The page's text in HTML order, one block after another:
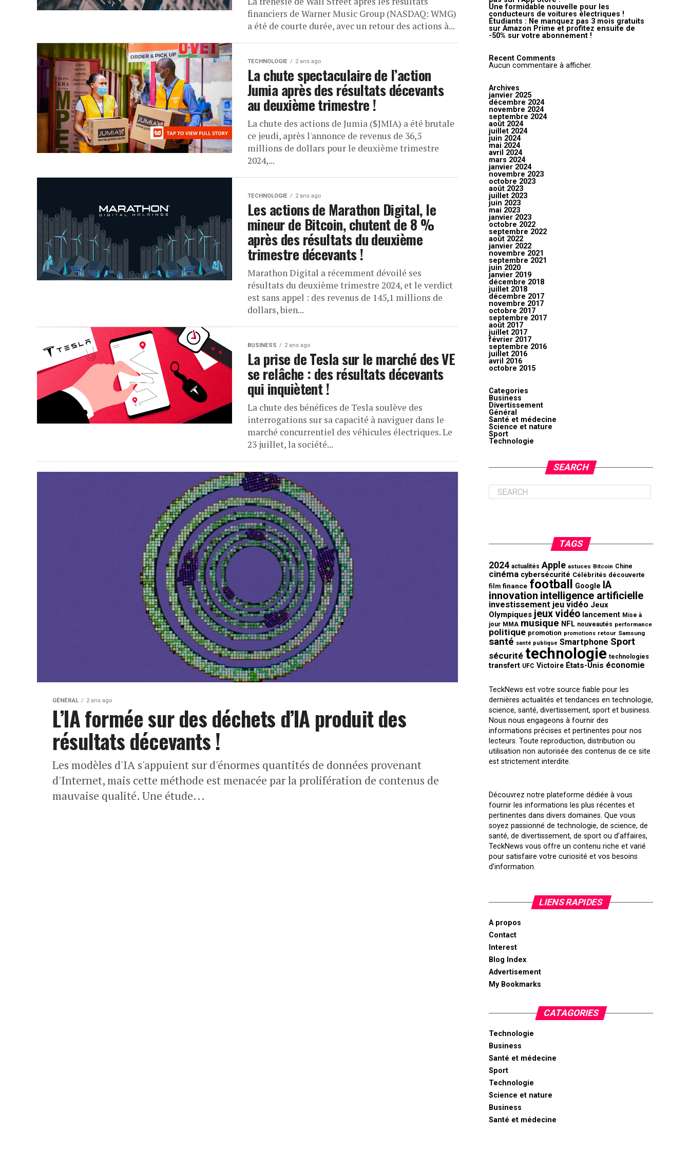
financiers de Warner Music Group (NASDAQ: WMG)
a été de courte durée, avec un retour des actions à...
TECHNOLOGIE 2 ans ago
La chute spectaculaire de l’action
Jumia après des résultats décevants
au deuxième trimestre !
La chute des actions de Jumia ($JMIA) a été brutale
ce jeudi, après l'annonce de revenus de 36,5
millions de dollars pour le deuxième trimestre
2024,...
TECHNOLOGIE 2 ans ago
Les actions de Marathon Digital, le
mineur de Bitcoin, chutent de 8 %
après des résultats du deuxième
trimestre décevants !
Marathon Digital a récemment dévoilé ses
résultats du deuxième trimestre 2024, et le verdict
est sans appel : des revenus de 145,1 millions de
dollars, bien...
BUSINESS 2 ans ago
La prise de Tesla sur le marché des VE
se relâche : des résultats décevants
qui inquiètent !
La chute des bénéfices de Tesla soulève des
interrogations sur sa capacité à naviguer dans le
marché concurrentiel des véhicules électriques. Le
23 juillet, la société...
GÉNÉRAL 2 ans ago
L’IA formée sur des déchets d’IA produit des
résultats décevants !
Les modèles d'IA s'appuient sur d'énormes quantités de données provenant
d'Internet, mais cette méthode est menacée par la prolifération de contenus de
mauvaise qualité. Une étude...
Une formidable nouvelle pour les
conducteurs de voitures électriques !
Étudiants : Ne manquez pas 3 mois gratuits
sur Amazon Prime et profitez ensuite de
-50% sur votre abonnement !
Recent Comments
Aucun commentaire à afficher.
Archives
janvier 2025
décembre 2024
novembre 2024
septembre 2024
août 2024
juillet 2024
juin 2024
mai 2024
avril 2024
mars 2024
janvier 2024
novembre 2023
octobre 2023
août 2023
juillet 2023
juin 2023
mai 2023
janvier 2023
octobre 2022
septembre 2022
août 2022
janvier 2022
novembre 2021
septembre 2021
juin 2020
janvier 2019
décembre 2018
juillet 2018
décembre 2017
novembre 2017
octobre 2017
septembre 2017
août 2017
juillet 2017
février 2017
septembre 2016
juillet 2016
avril 2016
octobre 2015
Categories
Business
Divertissement
Général
Santé et médecine
Science et nature
Sport
Technologie
SEARCH
TAGS
2024 actualités Apple astuces Bitcoin Chine
cinéma cybersécurité Célébrités découverte
film finance football Google IA
innovation intelligence artificielle
investissement jeu vidéo Jeux
Olympiques jeux vidéo lancement Mise à
jour MMA musique NFL nouveautés performance
politique promotion promotions retour Samsung
santé santé publique Smartphone Sport
sécurité technologie technologies
transfert UFC Victoire États-Unis économie
TeckNews est votre source fiable pour les
dernières actualités et tendances en technologie,
science, santé, divertissement, sport et business.
Nous nous engageons à fournir des
informations précises et pertinentes pour nos
lecteurs. Toute reproduction, distribution ou
utilisation non autorisée des contenus de ce site
est strictement interdite.
Découvrez notre plateforme dédiée à vous
fournir les informations les plus récentes et
pertinentes dans divers domaines. Que vous
soyez passionné de technologie, de science, de
santé, de divertissement, de sport ou d’affaires,
TeckNews vous offre un contenu riche et varié
pour satisfaire votre curiosité et vos besoins
d’information.
LIENS RAPIDES
A propos
Contact
Interest
Blog Index
Advertisement
My Bookmarks
CATAGORIES
Technologie
Business
Santé et médecine
Sport
Technologie
Science et nature
Business
Santé et médecine